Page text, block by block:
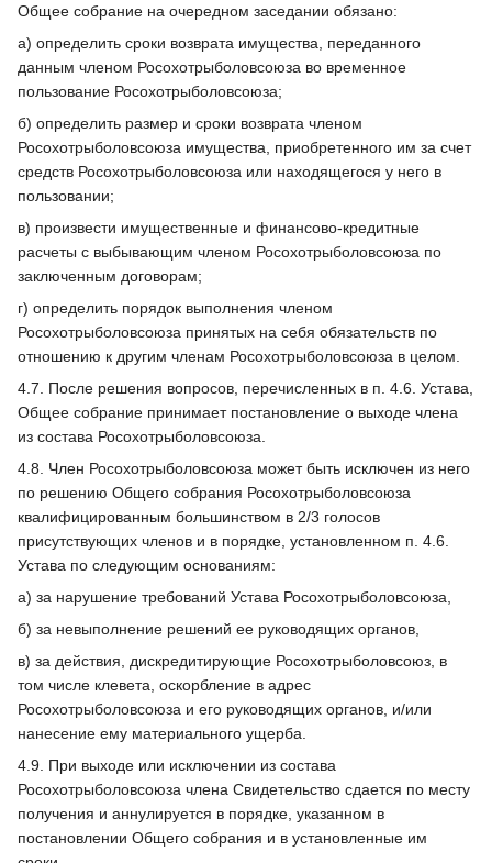
Общее собрание на очередном заседании обязано:
а) определить сроки возврата имущества, переданного
данным членом Росохотрыболовсоюза во временное
пользование Росохотрыболовсоюза;
б) определить размер и сроки возврата членом
Росохотрыболовсоюза имущества, приобретенного им за счет
средств Росохотрыболовсоюза или находящегося у него в
пользовании;
в) произвести имущественные и финансово-кредитные
расчеты с выбывающим членом Росохотрыболовсоюза по
заключенным договорам;
г) определить порядок выполнения членом
Росохотрыболовсоюза принятых на себя обязательств по
отношению к другим членам Росохотрыболовсоюза в целом.
4.7. После решения вопросов, перечисленных в п. 4.6. Устава,
Общее собрание принимает постановление о выходе члена
из состава Росохотрыболовсоюза.
4.8. Член Росохотрыболовсоюза может быть исключен из него
по решению Общего собрания Росохотрыболовсоюза
квалифицированным большинством в 2/3 голосов
присутствующих членов и в порядке, установленном п. 4.6.
Устава по следующим основаниям:
а) за нарушение требований Устава Росохотрыболовсоюза,
б) за невыполнение решений ее руководящих органов,
в) за действия, дискредитирующие Росохотрыболовсоюз, в
том числе клевета, оскорбление в адрес
Росохотрыболовсоюза и его руководящих органов, и/или
нанесение ему материального ущерба.
4.9. При выходе или исключении из состава
Росохотрыболовсоюза члена Свидетельство сдается по месту
получения и аннулируется в порядке, указанном в
постановлении Общего собрания и в установленные им